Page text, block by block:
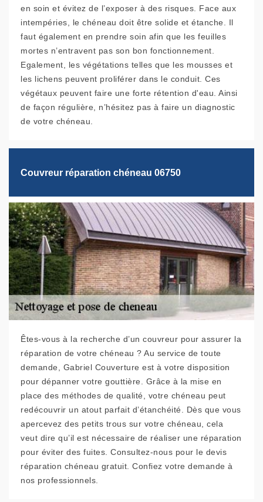
en soin et évitez de l’exposer à des risques. Face aux
intempéries, le chéneau doit être solide et étanche. Il
faut également en prendre soin afin que les feuilles
mortes n’entravent pas son bon fonctionnement.
Egalement, les végétations telles que les mousses et
les lichens peuvent proliférer dans le conduit. Ces
végétaux peuvent faire une forte rétention d'eau. Ainsi
de façon régulière, n’hésitez pas à faire un diagnostic
de votre chéneau.
Couvreur réparation chéneau 06750
Êtes-vous à la recherche d’un couvreur pour assurer la
réparation de votre chéneau ? Au service de toute
demande, Gabriel Couverture est à votre disposition
pour dépanner votre gouttière. Grâce à la mise en
place des méthodes de qualité, votre chéneau peut
redécouvrir un atout parfait d’étanchéité. Dès que vous
apercevez des petits trous sur votre chéneau, cela
veut dire qu’il est nécessaire de réaliser une réparation
pour éviter des fuites. Consultez-nous pour le devis
réparation chéneau gratuit. Confiez votre demande à
nos professionnels.